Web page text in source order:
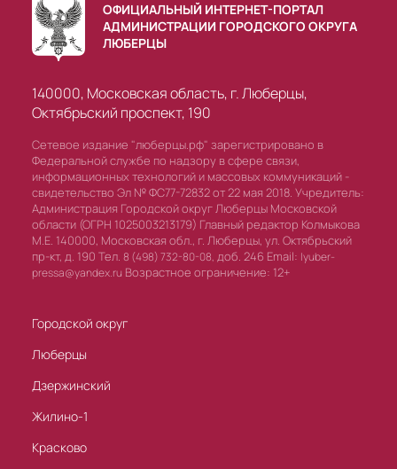
ОФИЦИАЛЬНЫЙ ИНТЕРНЕТ-ПОРТАЛ
АДМИНИСТРАЦИИ ГОРОДСКОГО ОКРУГА
ЛЮБЕРЦЫ
140000, Московская область, г. Люберцы,
Октябрьский проспект, 190
Сетевое издание "люберцы.рф" зарегистрировано в
Федеральной службе по надзору в сфере связи,
информационных технологий и массовых коммуникаций -
свидетельство Эл № ФС77-72832 от 22 мая 2018. Учредитель:
Администрация Городской округ Люберцы Московской
области (ОГРН 1025003213179) Главный редактор Колмыкова
М.Е. 140000, Московская обл., г. Люберцы, ул. Октябрьский
пр-кт, д. 190 Тел. 8 (498) 732-80-08, доб. 246 Email: lyuber-
pressa@yandex.ru Возрастное ограничение: 12+
Городской округ
Люберцы
Дзержинский
Жилино-1
Красково